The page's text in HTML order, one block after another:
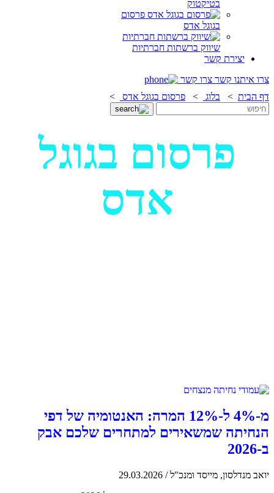
בטיקטוק
פרסום
בגוגל אדס
שיווק ברשתות חברתיות
יצירת קשר
צרו איתנו קשר צרו קשר
דף הבית > בלוג > פרסום בגוגל אדס >
פרסום בגוגל
אדס
מ-4% ל-12% המרה: האנטומיה של דפי
הנחיתה שמשאירים למתחרים שלכם אבק
ב-2026
יואב מנדלסון, מייסד ומנכ"ל/
29.03.2026